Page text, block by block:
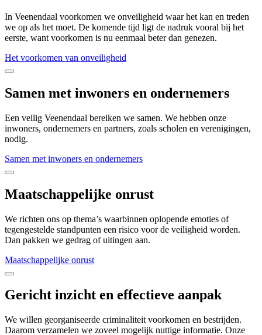
In Veenendaal voorkomen we onveiligheid waar het kan en treden
we op als het moet. De komende tijd ligt de nadruk vooral bij het
eerste, want voorkomen is nu eenmaal beter dan genezen.
Het voorkomen van onveiligheid
Samen met inwoners en ondernemers
Een veilig Veenendaal bereiken we samen. We hebben onze
inwoners, ondernemers en partners, zoals scholen en verenigingen,
nodig.
Samen met inwoners en ondernemers
Maatschappelijke onrust
We richten ons op thema’s waarbinnen oplopende emoties of
tegengestelde standpunten een risico voor de veiligheid worden.
Dan pakken we gedrag of uitingen aan.
Maatschappelijke onrust
Gericht inzicht en effectieve aanpak
We willen georganiseerde criminaliteit voorkomen en bestrijden.
Daarom verzamelen we zoveel mogelijk nuttige informatie. Onze